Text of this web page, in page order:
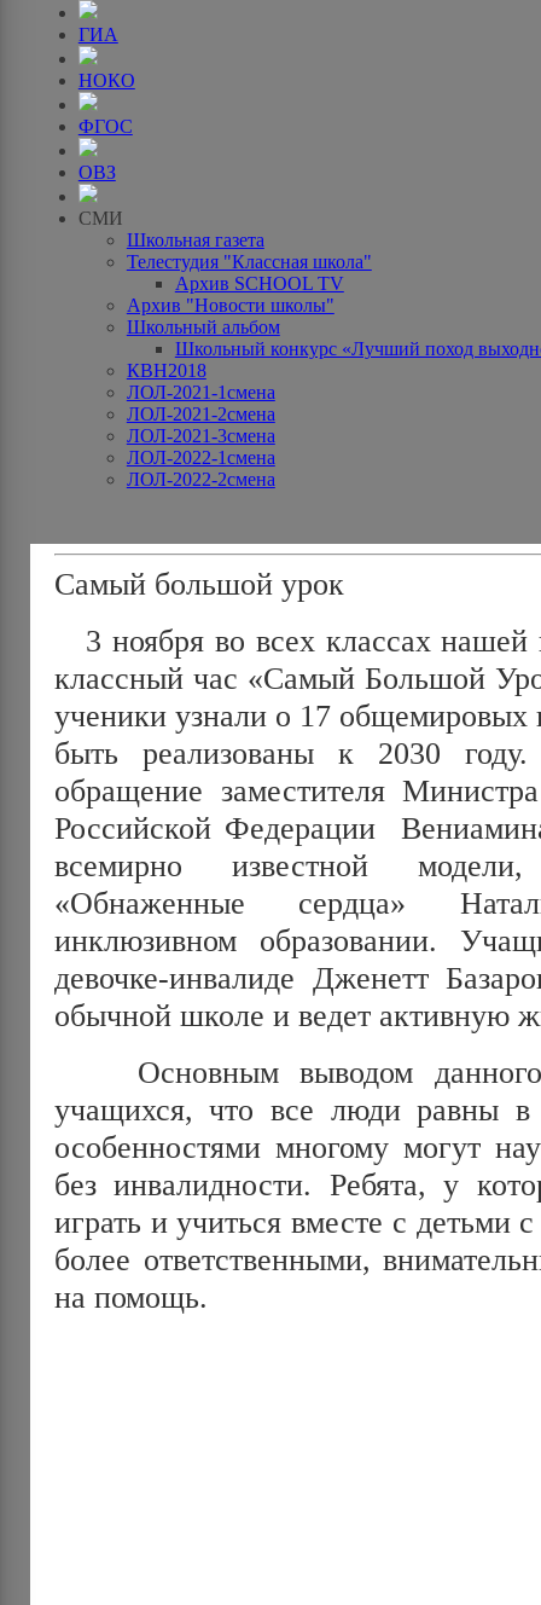
ГИА
НОКО
ФГОС
ОВЗ
СМИ
Школьная газета
Телестудия "Классная школа"
Архив SCHOOL TV
Архив "Новости школы"
Школьный альбом
Школьный конкурс «Лучший поход
КВН2018
ЛОЛ-2021-1смена
ЛОЛ-2021-2смена
ЛОЛ-2021-3смена
ЛОЛ-2022-1смена
ЛОЛ-2022-2смена
Самый большой урок
3 ноября во всех классах
классный час «Самый Большой
ученики узнали о 17
быть реализованы к 2030
обращение заместителя
Российской Федерации
всемирно известной
«Обнаженные сердца»
инклюзивном образовании.
девочке-инвалиде Дженетт
обычной школе и ведет активную
Основным выводом данного
учащихся, что все люди равны
особенностями многому могут
без инвалидности. Ребята, у
играть и учиться вместе с детьми
более ответственными,
на помощь.